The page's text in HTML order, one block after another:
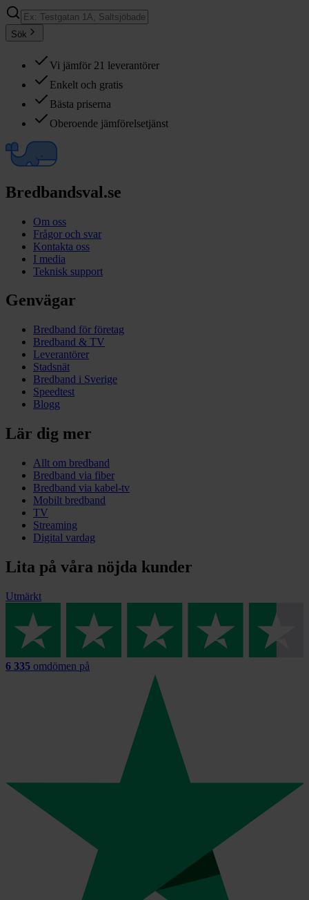
Sök
Vi jämför 21 leverantörer
Enkelt och gratis
Bästa priserna
Oberoende jämförelsetjänst
Bredbandsval.se
Om oss
Frågor och svar
Kontakta oss
I media
Teknisk support
Genvägar
Bredband för företag
Bredband & TV
Leverantörer
Stadsnät
Bredband i Sverige
Speedtest
Blogg
Lär dig mer
Allt om bredband
Bredband via fiber
Bredband via kabel-tv
Mobilt bredband
TV
Streaming
Digital vardag
Lita på våra nöjda kunder
Utmärkt
6 335 omdömen på